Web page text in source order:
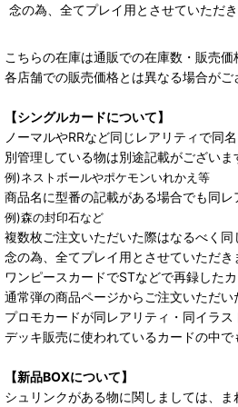
念の為、全てプレイ用とさせていただき
こちらの在庫は通販での在庫数・販売価
各店舗での販売価格とは異なる場合がご
【シングルカードについて】
ノーマルやRRなど同じレアリティで同
別管理している物は別途記載がござい
例)ネストボールやポケモンいれかえ等
商品名に型番の記載がある場合でも同レ
例)森の封印石など
複数枚ご注文いただいた際はなるべく
念の為、全てプレイ用とさせていただき
ワンピースカードでSTなどで再録した
通常弾の商品ページからご注文いただい
プロモカードが同レアリティ・同イラ
デッキ販売に使われているカードの中で
【新品BOXについて】
シュリンクがある物に関しましては、